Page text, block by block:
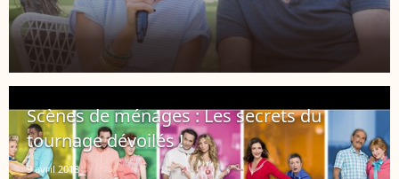
Scènes de ménages : Les secrets du
tournage dévoilés !
9 avril 2018